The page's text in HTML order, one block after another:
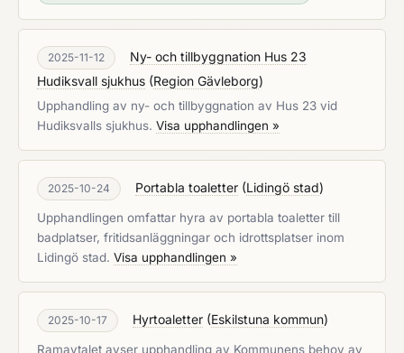
2025-11-12
Ny- och tillbyggnation Hus 23
Hudiksvall sjukhus (Region Gävleborg)
Upphandling av ny- och tillbyggnation av Hus 23 vid
Hudiksvalls sjukhus. Visa upphandlingen »
2025-10-24 Portabla toaletter (Lidingö stad)
Upphandlingen omfattar hyra av portabla toaletter till
badplatser, fritidsanläggningar och idrottsplatser inom
Lidingö stad. Visa upphandlingen »
2025-10-17 Hyrtoaletter (Eskilstuna kommun)
Ramavtalet avser upphandling av Kommunens behov av